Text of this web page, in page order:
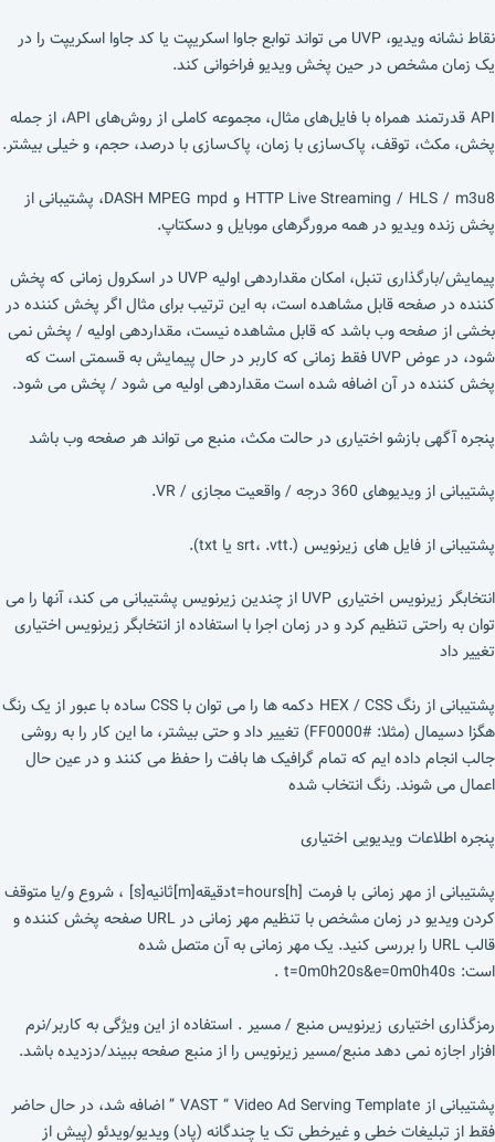
نقاط نشانه ویدیو، UVP می تواند توابع جاوا اسکریپت یا کد جاوا اسکریپت را در
یک زمان مشخص در حین پخش ویدیو فراخوانی کند.
API قدرتمند همراه با فایل‌های مثال، مجموعه کاملی از روش‌های API، از جمله
پخش، مکث، توقف، پاک‌سازی با زمان، پاک‌سازی با درصد، حجم، و خیلی بیشتر.
HTTP Live Streaming / HLS / m3u8 و DASH MPEG mpd، پشتیبانی از
پخش زنده ویدیو در همه مرورگرهای موبایل و دسکتاپ.
پیمایش/بارگذاری تنبل، امکان مقداردهی اولیه UVP در اسکرول زمانی که پخش
کننده در صفحه قابل مشاهده است، به این ترتیب برای مثال اگر پخش کننده در
بخشی از صفحه وب باشد که قابل مشاهده نیست، مقداردهی اولیه / پخش نمی
شود، در عوض UVP فقط زمانی که کاربر در حال پیمایش به قسمتی است که
پخش کننده در آن اضافه شده است مقداردهی اولیه می شود / پخش می شود.
پنجره آگهی بازشو اختیاری در حالت مکث، منبع می تواند هر صفحه وب باشد
پشتیبانی از ویدیوهای 360 درجه / واقعیت مجازی / VR.
پشتیبانی از فایل های زیرنویس (.srt، .vtt یا txt).
انتخابگر زیرنویس اختیاری UVP از چندین زیرنویس پشتیبانی می کند، آنها را می
توان به راحتی تنظیم کرد و در زمان اجرا با استفاده از انتخابگر زیرنویس اختیاری
تغییر داد
پشتیبانی از رنگ HEX / CSS دکمه ها را می توان با CSS ساده با عبور از یک رنگ
هگزا دسیمال (مثلا: #FF0000) تغییر داد و حتی بیشتر، ما این کار را به روشی
جالب انجام داده ایم که تمام گرافیک ها بافت را حفظ می کنند و در عین حال
اعمال می شوند. رنگ انتخاب شده
پنجره اطلاعات ویدیویی اختیاری
پشتیبانی از مهر زمانی با فرمت t=hours[h]دقیقه[m]ثانیه[s] ، شروع و/یا متوقف
کردن ویدیو در زمان مشخص با تنظیم مهر زمانی در URL صفحه پخش کننده و
قالب URL را بررسی کنید. یک مهر زمانی به آن متصل شده
است: t=0m0h20s&e=0m0h40s .
رمزگذاری اختیاری زیرنویس منبع / مسیر . استفاده از این ویژگی به کاربر/نرم
افزار اجازه نمی دهد منبع/مسیر زیرنویس را از منبع صفحه ببیند/دزدیده باشد.
پشتیبانی از VAST “ Video Ad Serving Template ” اضافه شد، در حال حاضر
فقط از تبلیغات خطی و غیرخطی تک یا چندگانه (پاد) ویدیو/ویدئو (پیش از